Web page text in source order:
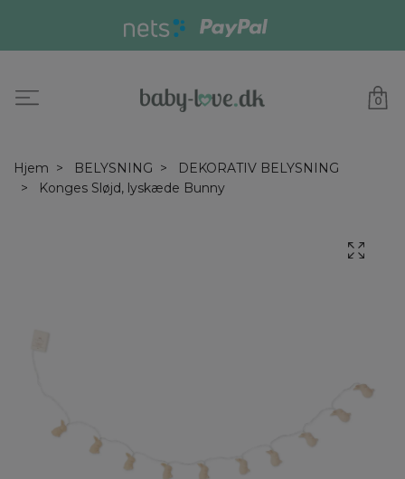
0
Hjem BELYSNING
DEKORATIV BELYSNING
Konges Sløjd, lyskæde Bunny